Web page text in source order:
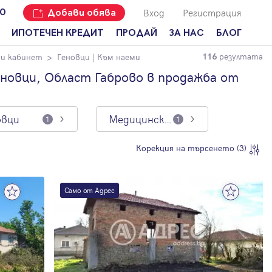
Добави обява Вход Регистрация
ИПОТЕЧЕН КРЕДИТ ПРОДАЙ
Добави
имот с
Адрес?
ЗА НАС
Наши офиси
Кариери
Кои сме ние?
Мениджмънт
Address Run
Често
задавани
въпроси
БЛОГ
За продавачи
За купувачи
Ипотечно
наемодатели
наематели
Анализ на
пазара
Новини
кабинет Геновци | Към наеми 116 резултата
Област Габрово в продажба от
1 Медицински кабинет 1
Корекция на търсенето (3)
Само от Адрес